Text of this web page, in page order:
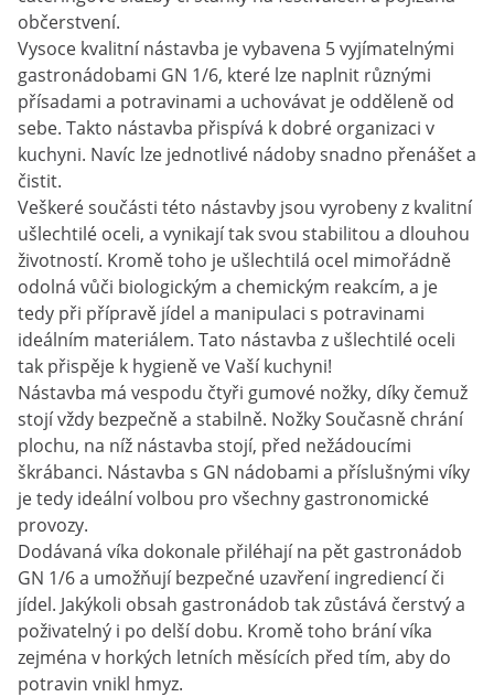
občerstvení.
Vysoce kvalitní nástavba je vybavena 5 vyjímatelnými
gastronádobami GN 1/6, které lze naplnit různými
přísadami a potravinami a uchovávat je odděleně od
sebe. Takto nástavba přispívá k dobré organizaci v
kuchyni. Navíc lze jednotlivé nádoby snadno přenášet a
čistit.
Veškeré součásti této nástavby jsou vyrobeny z kvalitní
ušlechtilé oceli, a vynikají tak svou stabilitou a dlouhou
životností. Kromě toho je ušlechtilá ocel mimořádně
odolná vůči biologickým a chemickým reakcím, a je
tedy při přípravě jídel a manipulaci s potravinami
ideálním materiálem. Tato nástavba z ušlechtilé oceli
tak přispěje k hygieně ve Vaší kuchyni!
Nástavba má vespodu čtyři gumové nožky, díky čemuž
stojí vždy bezpečně a stabilně. Nožky Současně chrání
plochu, na níž nástavba stojí, před nežádoucími
škrábanci. Nástavba s GN nádobami a příslušnými víky
je tedy ideální volbou pro všechny gastronomické
provozy.
Dodávaná víka dokonale přiléhají na pět gastronádob
GN 1/6 a umožňují bezpečné uzavření ingrediencí či
jídel. Jakýkoli obsah gastronádob tak zůstává čerstvý a
poživatelný i po delší dobu. Kromě toho brání víka
zejména v horkých letních měsících před tím, aby do
potravin vnikl hmyz.